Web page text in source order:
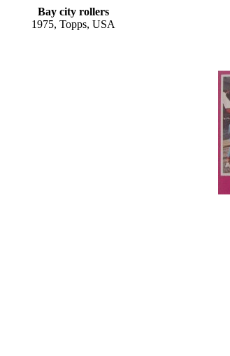
Bay city rollers
1975, Topps, USA